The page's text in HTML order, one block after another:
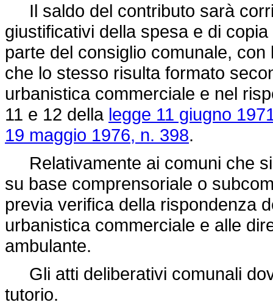
Il saldo del contributo sarà
giustificativi della spesa e di
parte del consiglio comunale,
che lo stesso risulta formato
urbanistica commerciale e nel
11 e 12 della legge 11 giugno
19 maggio 1976, n. 398.
Relativamente ai comuni che
su base comprensoriale o
previa verifica della rispondenza
urbanistica commerciale e alle
ambulante.
Gli atti deliberativi comunali
tutorio.